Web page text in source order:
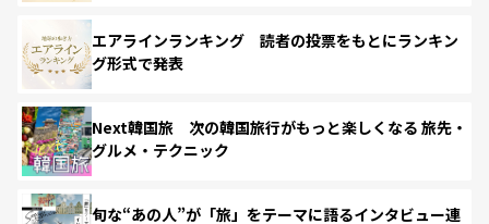
エアラインランキング 読者の投票をもとにランキン
グ形式で発表
Next韓国旅 次の韓国旅行がもっと楽しくなる 旅先・
グルメ・テクニック
旬な“あの人”が「旅」をテーマに語るインタビュー連